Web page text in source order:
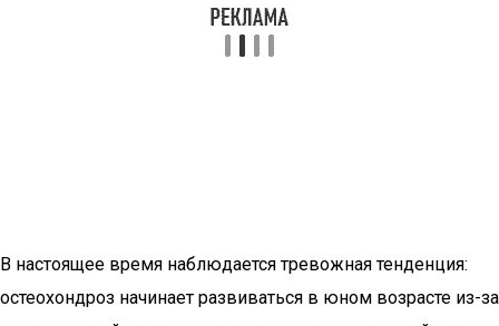
В настоящее время наблюдается тревожная тенденция:
остеохондроз начинает развиваться в юном возрасте из-за